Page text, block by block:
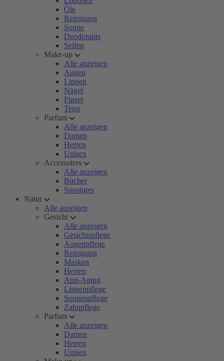
Öle
Reinigung
Sonne
Deodorants
Seifen
Make-up
Alle anzeigen
Augen
Lippen
Nägel
Pinsel
Teint
Parfum
Alle anzeigen
Damen
Herren
Unisex
Accessoires
Alle anzeigen
Bücher
Sonstiges
Natur
Alle anzeigen
Gesicht
Alle anzeigen
Gesichtspflege
Augenpflege
Reinigung
Masken
Herren
Anti-Aging
Lippenpflege
Sonnenpflege
Zahnpflege
Parfum
Alle anzeigen
Damen
Herren
Unisex